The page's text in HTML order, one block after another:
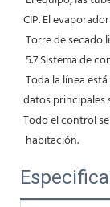
CIP. El
Torre de secado
5.7 Sistema de
datos principales
Todo el control
habitación.